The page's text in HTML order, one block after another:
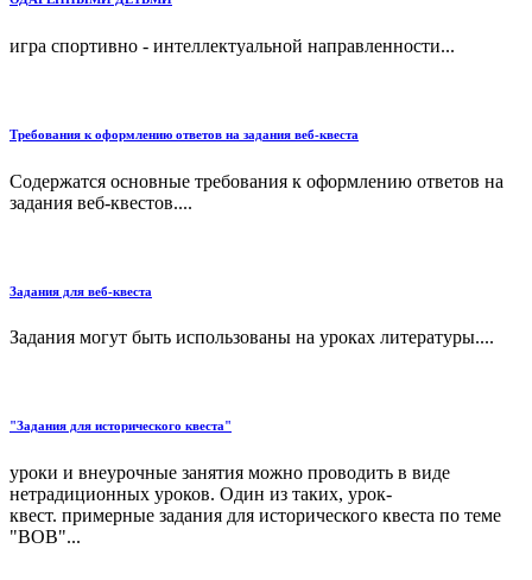
игра спортивно - интеллектуальной направленности...
Требования к оформлению ответов на задания веб-квеста
Содержатся основные требования к оформлению ответов на
задания веб-квестов....
Задания для веб-квеста
Задания могут быть использованы на уроках литературы....
"Задания для исторического квеста"
уроки и внеурочные занятия можно проводить в виде
нетрадиционных уроков. Один из таких, урок-
квест. примерные задания для исторического квеста по теме
"ВОВ"...